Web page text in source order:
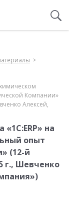
Компании»
Алексей,
на
опыт
(12-й
г., Шевченко